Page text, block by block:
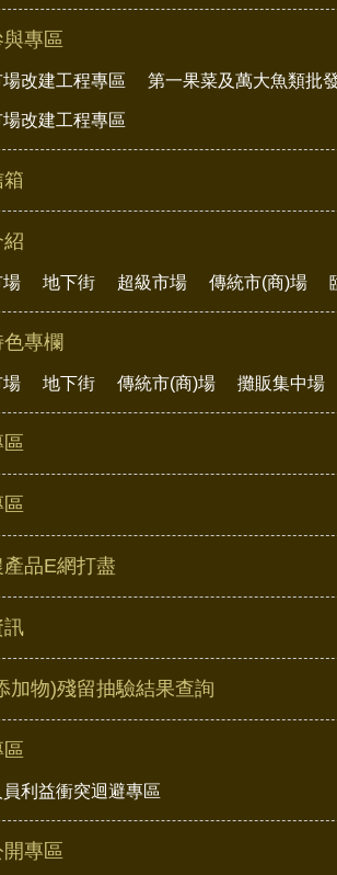
專區
場改建工程專區 第一果菜及萬大魚類批
改建工程專區
場 地下街 超級市場 傳統市(商)場
專欄
場 地下街 傳統市(商)場 攤販集中場
品E網打盡
訊
加物)殘留抽驗結果查詢
利益衝突迴避專區
專區